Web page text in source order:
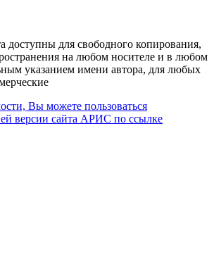
доступны для свободного копирования,
на любом носителе и в любом
указанием имени автора, для любых
Вы можете пользоваться
версии сайта АРИС по ссылке